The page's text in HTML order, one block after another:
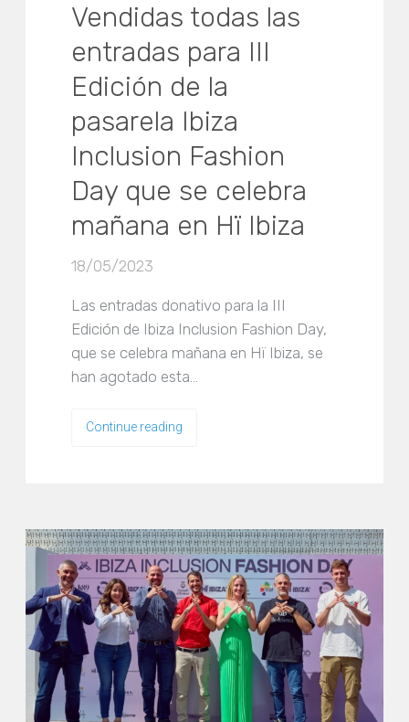
Vendidas todas las
entradas para III
Edición de la
pasarela Ibiza
Inclusion Fashion
Day que se celebra
mañana en Hï Ibiza
18/05/2023
Las entradas donativo para la III
Edición de Ibiza Inclusion Fashion Day,
que se celebra mañana en Hï Ibiza, se
han agotado esta…
Continue reading